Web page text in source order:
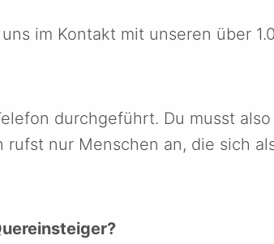
im Kontakt mit unseren über
durchgeführt. Du musst
nur Menschen an, die sich